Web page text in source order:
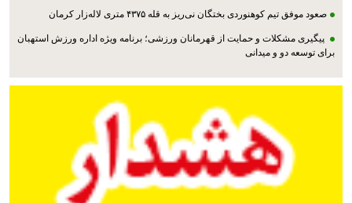
صعود موفق تیم کوهنوردی بختگان نی‌ریز به قله ۴۳۷۵ متری لاله‌زار کرمان
پیگیری مشکلات و حمایت از قهرمانان ورزشی؛ برنامه ویژه اداره ورزش استهبان
برای توسعه دو و میدانی